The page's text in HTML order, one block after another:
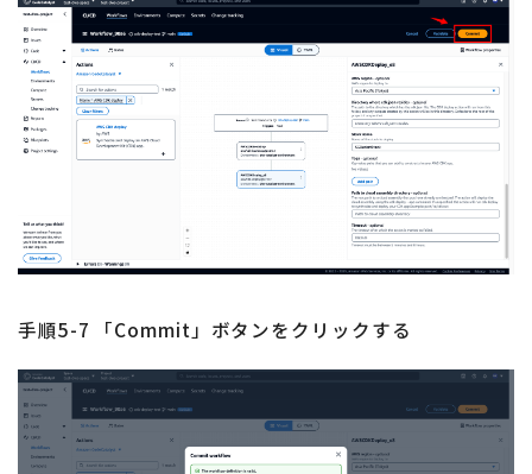
手順5-7 「Commit」ボタンをクリックする